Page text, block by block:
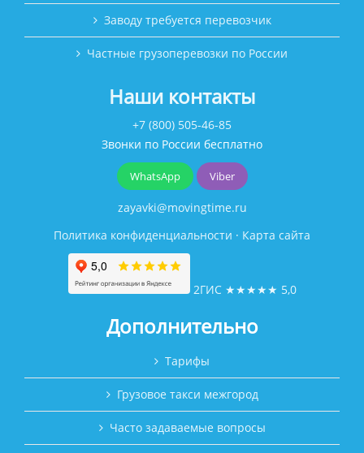
Заводу требуется перевозчик
Частные грузоперевозки по России
Наши контакты
+7 (800) 505-46-85
Звонки по России бесплатно
WhatsApp Viber
zayavki@movingtime.ru
Политика конфиденциальности · Карта сайта
2ГИС ★★★★★ 5,0
Дополнительно
Тарифы
Грузовое такси межгород
Часто задаваемые вопросы